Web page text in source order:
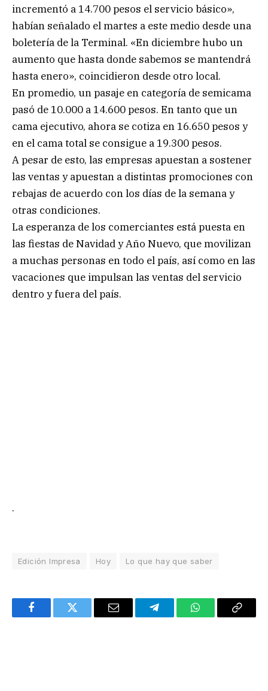
incrementó a 14.700 pesos el servicio básico»,
habían señalado el martes a este medio desde una
boletería de la Terminal. «En diciembre hubo un
aumento que hasta donde sabemos se mantendrá
hasta enero», coincidieron desde otro local.
En promedio, un pasaje en categoría de semicama
pasó de 10.000 a 14.600 pesos. En tanto que un
cama ejecutivo, ahora se cotiza en 16.650 pesos y
en el cama total se consigue a 19.300 pesos.
A pesar de esto, las empresas apuestan a sostener
las ventas y apuestan a distintas promociones con
rebajas de acuerdo con los días de la semana y
otras condiciones.
La esperanza de los comerciantes está puesta en
las fiestas de Navidad y Año Nuevo, que movilizan
a muchas personas en todo el país, así como en las
vacaciones que impulsan las ventas del servicio
dentro y fuera del país.
.
Edición Impresa Hoy Lo que hay que saber
FacebookTwitter Email TelegramWhatsAppCopy